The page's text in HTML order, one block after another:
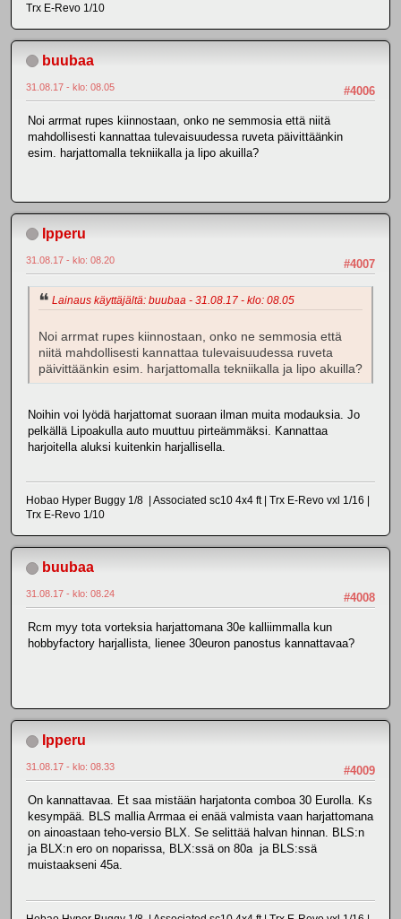
Trx E-Revo 1/10
buubaa
#4006
31.08.17 - klo: 08.05
Noi arrmat rupes kiinnostaan, onko ne semmosia että niitä
mahdollisesti kannattaa tulevaisuudessa ruveta päivittäänkin
esim. harjattomalla tekniikalla ja lipo akuilla?
Ipperu
#4007
31.08.17 - klo: 08.20
Lainaus käyttäjältä: buubaa - 31.08.17 - klo: 08.05
Noi arrmat rupes kiinnostaan, onko ne semmosia että
niitä mahdollisesti kannattaa tulevaisuudessa ruveta
päivittäänkin esim. harjattomalla tekniikalla ja lipo akuilla?
Noihin voi lyödä harjattomat suoraan ilman muita modauksia. Jo
pelkällä Lipoakulla auto muuttuu pirteämmäksi. Kannattaa
harjoitella aluksi kuitenkin harjallisella.
Hobao Hyper Buggy 1/8 | Associated sc10 4x4 ft | Trx E-Revo vxl 1/16 |
Trx E-Revo 1/10
buubaa
#4008
31.08.17 - klo: 08.24
Rcm myy tota vorteksia harjattomana 30e kalliimmalla kun
hobbyfactory harjallista, lienee 30euron panostus kannattavaa?
Ipperu
#4009
31.08.17 - klo: 08.33
On kannattavaa. Et saa mistään harjatonta comboa 30 Eurolla. Ks
kesympää. BLS mallia Arrmaa ei enää valmista vaan harjattomana
on ainoastaan teho-versio BLX. Se selittää halvan hinnan. BLS:n
ja BLX:n ero on noparissa, BLX:ssä on 80a ja BLS:ssä
muistaakseni 45a.